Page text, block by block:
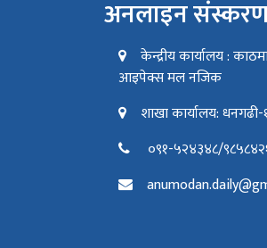
अनलाइन
केन्द्रीय कार्यालय :
आइपेक्स मल नजिक
शाखा कार्यालय:
०९१-५२४३४८/